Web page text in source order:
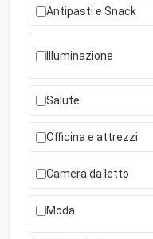
Antipasti e Snack
Illuminazione
Salute
Officina e attrezzi
Camera da letto
Moda